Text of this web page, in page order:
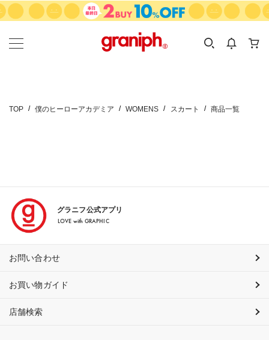
カテゴリーから探す
KIDS
カテゴリ
サイズ
TOP 僕のヒーローアカデミア WOMENS スカート 商品一覧
グラニフ公式アプリ
LOVE with GRAPHIC
お問い合わせ
お買い物ガイド
店舗検索